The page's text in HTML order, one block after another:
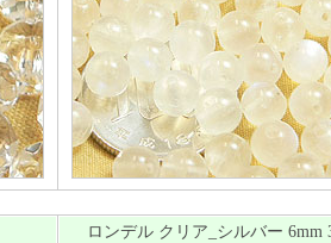
ロンデル クリア_シルバー 6mm